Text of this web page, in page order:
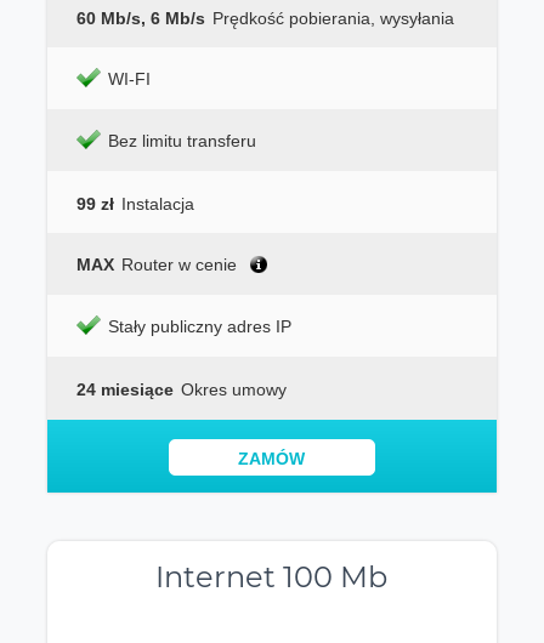
60 Mb/s, 6 Mb/s Prędkość pobierania, wysyłania
WI-FI
Bez limitu transferu
99 zł Instalacja
MAX Router w cenie
Stały publiczny adres IP
24 miesiące Okres umowy
ZAMÓW
Internet 100 Mb